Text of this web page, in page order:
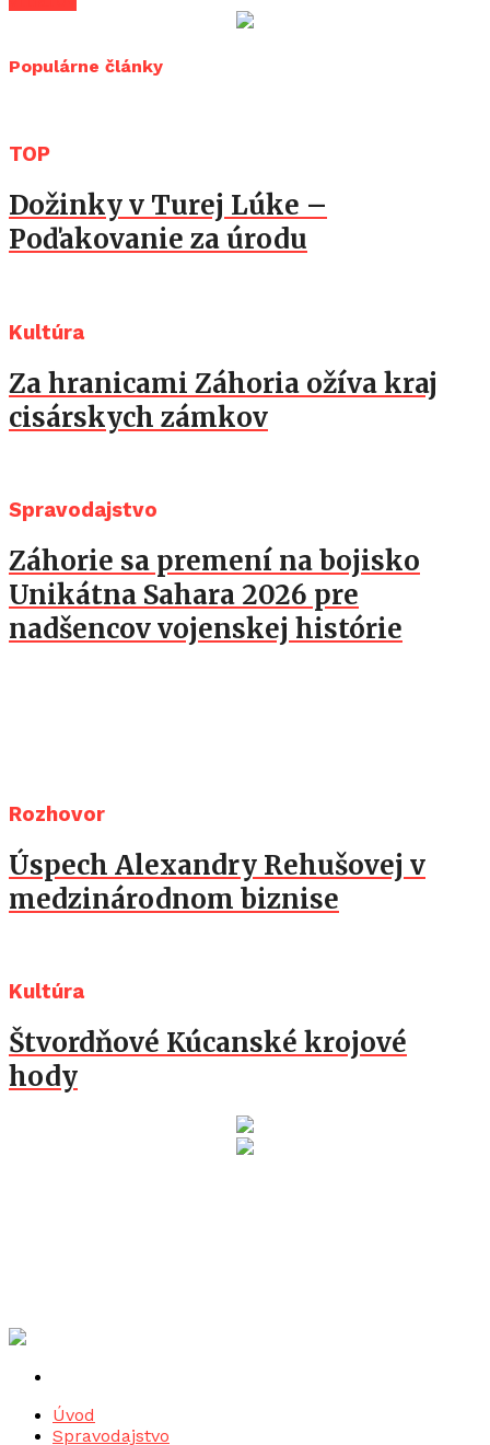
Populárne články
TOP
Dožinky v Turej Lúke –
Poďakovanie za úrodu
Kultúra
Za hranicami Záhoria ožíva kraj
cisárskych zámkov
Spravodajstvo
Záhorie sa premení na bojisko
Unikátna Sahara 2026 pre
nadšencov vojenskej histórie
Rozhovor
Úspech Alexandry Rehušovej v
medzinárodnom biznise
Kultúra
Štvordňové Kúcanské krojové
hody
Úvod
Spravodajstvo